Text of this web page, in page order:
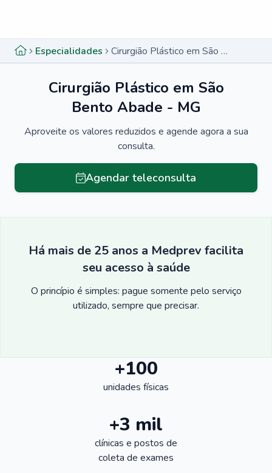
Especialidades Cirurgião Plástico em São Bento Abade - MG
Cirurgião Plástico em São
Bento Abade - MG
Aproveite os valores reduzidos e agende agora a sua
consulta.
Agendar teleconsulta
Há mais de 25 anos a Medprev facilita
seu acesso à saúde
O princípio é simples: pague somente pelo serviço
utilizado, sempre que precisar.
+100
unidades físicas
+3 mil
clínicas e postos de
coleta de exames